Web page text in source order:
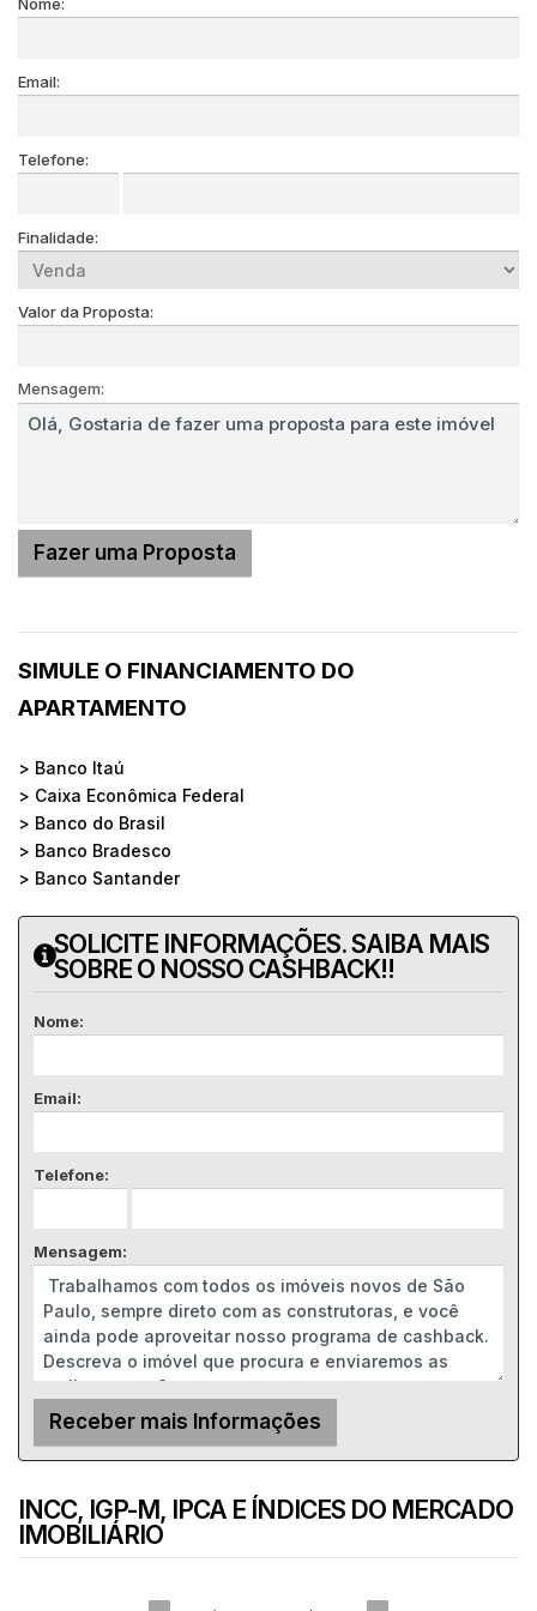
Email:
Telefone:
Finalidade:
Valor da Proposta:
Mensagem:
SIMULE O FINANCIAMENTO DO
APARTAMENTO
> Banco Itaú
> Caixa Econômica Federal
> Banco do Brasil
> Banco Bradesco
> Banco Santander
SOLICITE INFORMAÇÕES. SAIBA MAIS
SOBRE O NOSSO CASHBACK!!
Nome:
Email:
Telefone:
Mensagem:
INCC, IGP-M, IPCA E ÍNDICES DO MERCADO
IMOBILIÁRIO